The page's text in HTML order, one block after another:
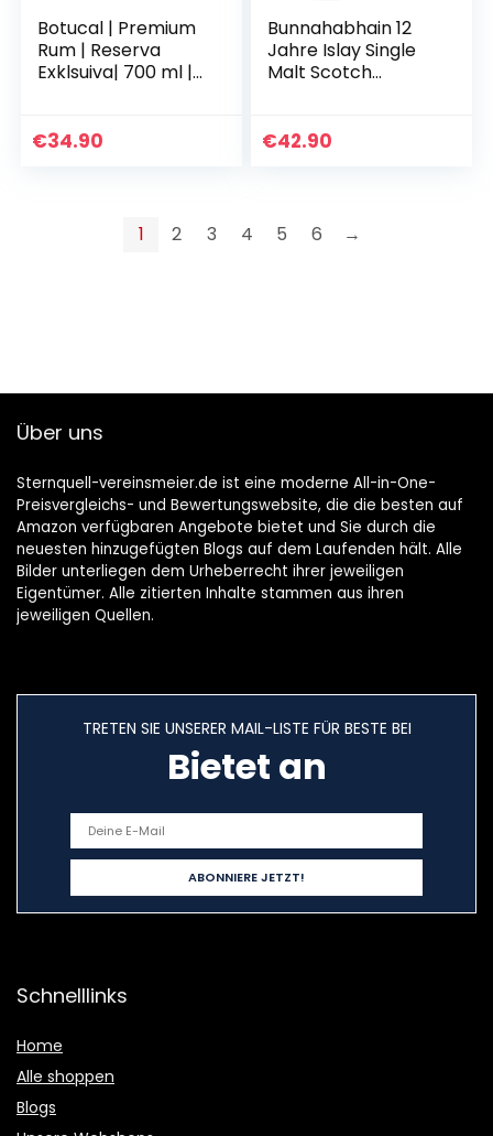
Botucal | Premium
Rum | Reserva
Exklsuiva| 700 ml |
+ Kolonnen-
€34.90
Bunnahabhain 12
Jahre Islay Single
Malt Scotch
€42.90
1 2 3 4 5 6 →
Über uns
Sternquell-vereinsmeier.de ist eine moderne All-in-One-
Preisvergleichs- und Bewertungswebsite, die die besten auf
Amazon verfügbaren Angebote bietet und Sie durch die
neuesten hinzugefügten Blogs auf dem Laufenden hält. Alle
Bilder unterliegen dem Urheberrecht ihrer jeweiligen
Eigentümer. Alle zitierten Inhalte stammen aus ihren
jeweiligen Quellen.
TRETEN SIE UNSERER MAIL-LISTE FÜR BESTE BEI
Bietet an
Schnelllinks
Home
Alle shoppen
Blogs